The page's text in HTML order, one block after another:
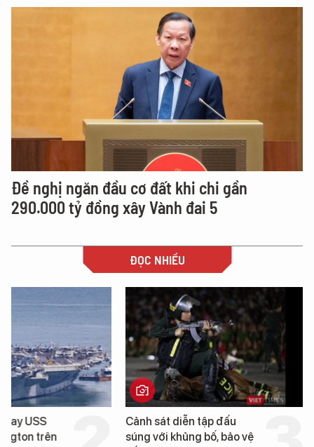
Đề nghị ngăn đầu cơ đất khi chi gần
290.000 tỷ đồng xây Vành đai 5
ĐỌC NHIỀU
Cảnh sát diễn tập đấu
súng với khủng bố, bảo vệ
Cận cảnh chiến hạm
tống tàu sân bay USS